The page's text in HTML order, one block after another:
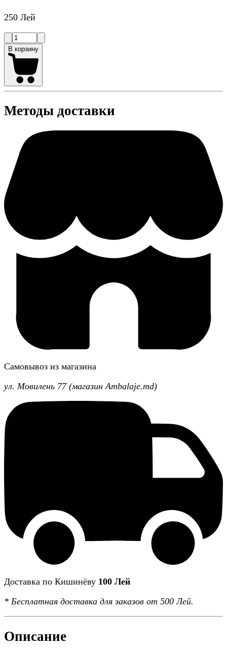
250 Лей
В корзину
Методы доставки
Самовывоз из магазина
ул. Мовилень 77 (магазин Ambalaje.md)
Доставка по Кишинёву 100 Лей
* Бесплатная доставка для заказов от 500 Лей.
Описание